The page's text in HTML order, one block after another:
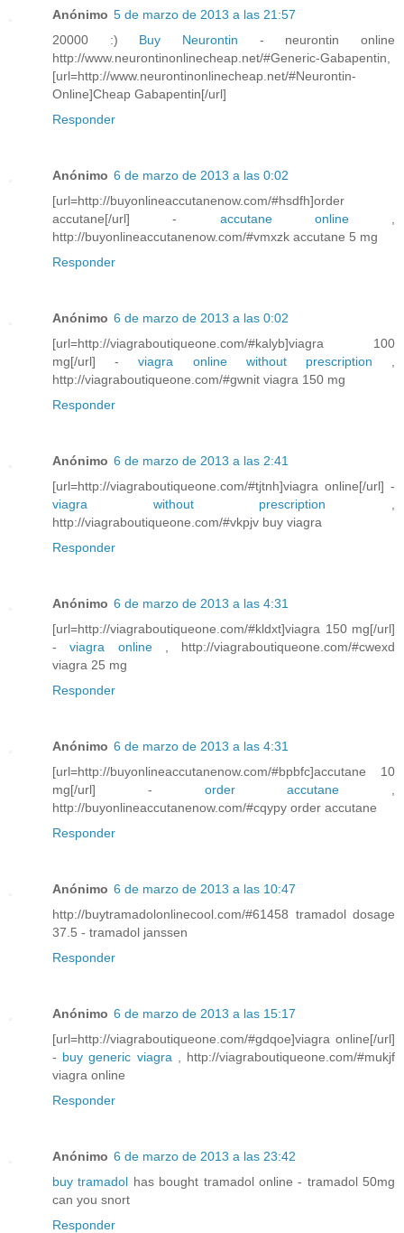
Anónimo 5 de marzo de 2013 a las 21:57
20000 :) Buy Neurontin - neurontin online
http://www.neurontinonlinecheap.net/#Generic-Gabapentin,
[url=http://www.neurontinonlinecheap.net/#Neurontin-
Online]Cheap Gabapentin[/url]
Responder
Anónimo 6 de marzo de 2013 a las 0:02
[url=http://buyonlineaccutanenow.com/#hsdfh]order
accutane[/url] - accutane online,
http://buyonlineaccutanenow.com/#vmxzk accutane 5 mg
Responder
Anónimo 6 de marzo de 2013 a las 0:02
[url=http://viagraboutiqueone.com/#kalyb]viagra 100
mg[/url] -viagra online without prescription
http://viagraboutiqueone.com/#gwnit viagra 150 mg
Responder
Anónimo 6 de marzo de 2013 a las 2:41
[url=http://viagraboutiqueone.com/#tjtnh]viagra online[/url] -
viagra without prescription
http://viagraboutiqueone.com/#vkpjv buy viagra
Responder
Anónimo 6 de marzo de 2013 a las 4:31
[url=http://viagraboutiqueone.com/#kldxt]viagra 150 mg[/url]
-viagra online, http://viagraboutiqueone.com/#cwexd
viagra 25 mg
Responder
Anónimo 6 de marzo de 2013 a las 4:31
[url=http://buyonlineaccutanenow.com/#bpbfc]accutane 10
mg[/url] - order accutane
http://buyonlineaccutanenow.com/#cqypy order accutane
Responder
Anónimo 6 de marzo de 2013 a las 10:47
http://buytramadolonlinecool.com/#61458 tramadol dosage
37.5 - tramadol janssen
Responder
Anónimo 6 de marzo de 2013 a las 15:17
[url=http://viagraboutiqueone.com/#gdqoe]viagra online[/url]
- buy generic viagra , http://viagraboutiqueone.com/#mukjf
viagra online
Responder
Anónimo 6 de marzo de 2013 a las 23:42
buy tramadol has bought tramadol online - tramadol 50mg
can you snort
Responder